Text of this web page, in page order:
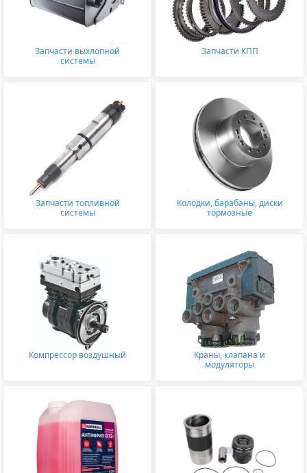
Запчасти выхлопной
системы
Запчасти КПП
Запчасти топливной
системы
Колодки, барабаны, диски
тормозные
Компрессор воздушный
Краны, клапана и
модуляторы